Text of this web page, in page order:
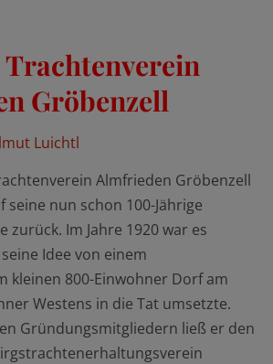
Trachtenverein
Gröbenzell
Luichtl
Almfrieden Gröbenzell
seine nun schon 100-Jährige
zurück. Im Jahre 1920 war es
Idee von einem
kleinen 800-Einwohner Dorf am
Westens in die Tat umsetzte.
Gründungsmitgliedern ließ er den